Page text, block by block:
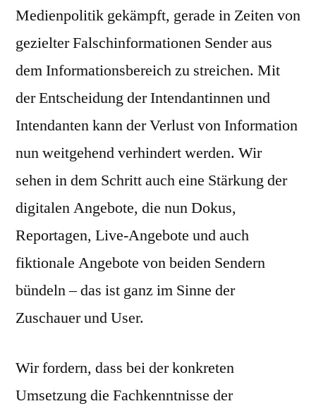
Medienpolitik gekämpft, gerade in Zeiten von
gezielter Falschinformationen Sender aus
dem Informationsbereich zu streichen. Mit
der Entscheidung der Intendantinnen und
Intendanten kann der Verlust von Information
nun weitgehend verhindert werden. Wir
sehen in dem Schritt auch eine Stärkung der
digitalen Angebote, die nun Dokus,
Reportagen, Live-Angebote und auch
fiktionale Angebote von beiden Sendern
bündeln – das ist ganz im Sinne der
Zuschauer und User.
Wir fordern, dass bei der konkreten
Umsetzung die Fachkenntnisse der